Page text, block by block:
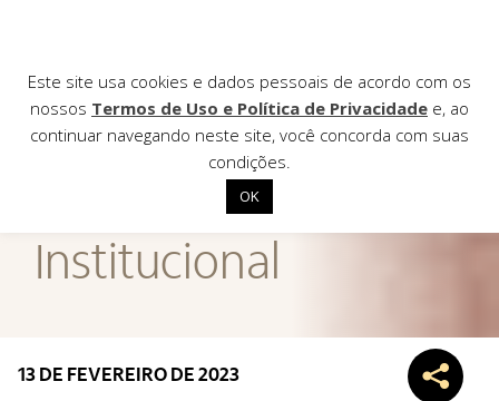
Institucional
Institucional
13 DE FEVEREIRO DE 2023
Este site usa cookies e dados pessoais de acordo com os
nossos Termos de Uso e Política de Privacidade e, ao
continuar navegando neste site, você concorda com suas
condições.
OK